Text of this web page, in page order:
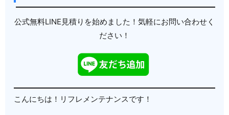
公式無料LINE見積りを始めました！気軽にお問い合わせく
ださい！
こんにちは！リフレメンテナンスです！